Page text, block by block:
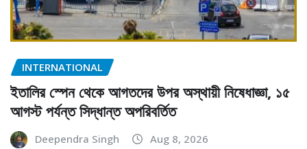
INTERNATIONAL
ইতালির স্পেন থেকে আগতদের উপর অস্থায়ী নিষেধাজ্ঞা, ১৫
আগস্ট পর্যন্ত সিদ্ধান্ত অপরিবর্তিত
Deependra Singh Aug 8, 2026